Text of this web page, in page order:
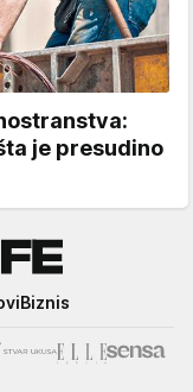
je presudino
Biznis